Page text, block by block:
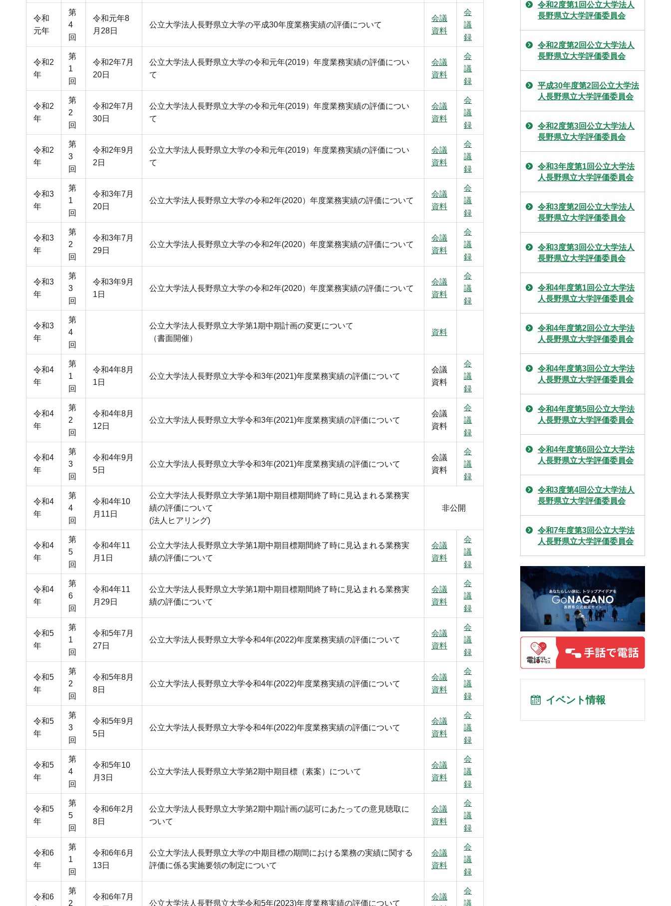
令和
元年
第
4
回
令和元年8
月28日
公立大学法人長野県立大学の平成30年度業務実績の評価について
会議
資料
会
議
録
令和2
年
第
1
回
令和2年7月
20日
公立大学法人長野県立大学の令和元年(2019）年度業務実績の評価につい
て
会議
資料
会
議
録
令和2
年
第
2
回
令和2年7月
30日
公立大学法人長野県立大学の令和元年(2019）年度業務実績の評価につい
て
会議
資料
会
議
録
令和2
年
第
3
回
令和2年9月
2日
公立大学法人長野県立大学の令和元年(2019）年度業務実績の評価につい
て
会議
資料
会
議
録
令和3
年
第
1
回
令和3年7月
20日
公立大学法人長野県立大学の令和2年(2020）年度業務実績の評価について
会議
資料
会
議
録
令和3
年
第
2
回
令和3年7月
29日
公立大学法人長野県立大学の令和2年(2020）年度業務実績の評価について
会議
資料
会
議
録
令和3
年
第
3
回
令和3年9月
1日
公立大学法人長野県立大学の令和2年(2020）年度業務実績の評価について
会議
資料
会
議
録
令和3
年
第
4
回
公立大学法人長野県立大学第1期中期計画の変更について
（書面開催）
資料
令和4
年
第
1
回
令和4年8月
1日
公立大学法人長野県立大学令和3年(2021)年度業務実績の評価について
会議
資料
会
議
録
令和4
年
第
2
回
令和4年8月
12日
公立大学法人長野県立大学令和3年(2021)年度業務実績の評価について
会議
資料
会
議
録
令和4
年
第
3
回
令和4年9月
5日
公立大学法人長野県立大学令和3年(2021)年度業務実績の評価について
会議
資料
会
議
録
令和4
年
第
4
回
令和4年10
月11日
公立大学法人長野県立大学第1期中期目標期間終了時に見込まれる業務実
績の評価について
(法人ヒアリング)
非公開
令和4
年
第
5
回
令和4年11
月1日
公立大学法人長野県立大学第1期中期目標期間終了時に見込まれる業務実
績の評価について
会議
資料
会
議
録
令和4
年
第
6
回
令和4年11
月29日
公立大学法人長野県立大学第1期中期目標期間終了時に見込まれる業務実
績の評価について
会議
資料
会
議
録
令和5
年
第
1
回
令和5年7月
27日
公立大学法人長野県立大学令和4年(2022)年度業務実績の評価について
会議
資料
会
議
録
令和5
年
第
2
回
令和5年8月
8日
公立大学法人長野県立大学令和4年(2022)年度業務実績の評価について
会議
資料
会
議
録
令和5
年
第
3
回
令和5年9月
5日
公立大学法人長野県立大学令和4年(2022)年度業務実績の評価について
会議
資料
会
議
録
令和5
年
第
4
回
令和5年10
月3日
公立大学法人長野県立大学第2期中期目標（素案）について
会議
資料
会
議
録
令和5
年
第
5
回
令和6年2月
8日
公立大学法人長野県立大学第2期中期計画の認可にあたっての意見聴取に
ついて
会議
資料
会
議
録
令和6
年
第
1
回
令和6年6月
13日
公立大学法人長野県立大学の中期目標の期間における業務の実績に関する
評価に係る実施要領の制定について
会議
資料
会
議
録
令和6
第
2
令和6年7月
公立大学法人長野県立大学令和5年(2023)年度業務実績の評価について
会議
会
議
令和2度第1回公立大学法人
長野県立大学評価委員会
令和2度第2回公立大学法人
長野県立大学評価委員会
平成30年度第2回公立大学法
人長野県立大学評価委員会
令和2度第3回公立大学法人
長野県立大学評価委員会
令和3年度第1回公立大学法
人長野県立大学評価委員会
令和3度第2回公立大学法人
長野県立大学評価委員会
令和3度第3回公立大学法人
長野県立大学評価委員会
令和4年度第1回公立大学法
人長野県立大学評価委員会
令和4年度第2回公立大学法
人長野県立大学評価委員会
令和4年度第3回公立大学法
人長野県立大学評価委員会
令和4年度第5回公立大学法
人長野県立大学評価委員会
令和4年度第6回公立大学法
人長野県立大学評価委員会
令和3度第4回公立大学法人
長野県立大学評価委員会
令和7年度第3回公立大学法
人長野県立大学評価委員会
イベント情報